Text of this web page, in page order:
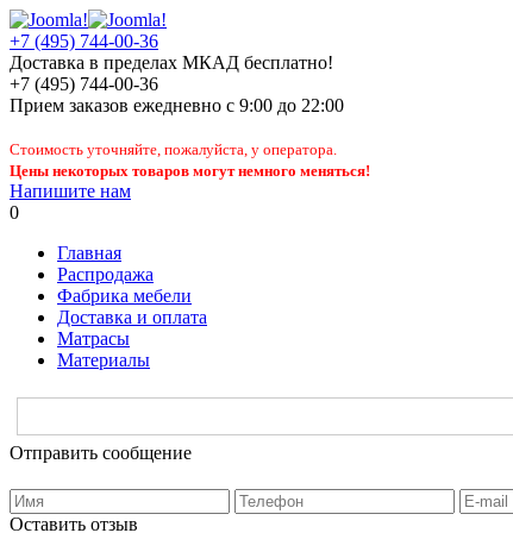
+7 (495) 744-00-36
Доставка в пределах МКАД бесплатно!
+7 (495) 744-00-36
Прием заказов ежедневно с 9:00 до 22:00
Стоимость уточняйте, пожалуйста, у оператора.
Цены некоторых товаров могут немного меняться!
Напишите нам
0
Главная
Распродажа
Фабрика мебели
Доставка и оплата
Матрасы
Материалы
Отправить сообщение
Оставить отзыв